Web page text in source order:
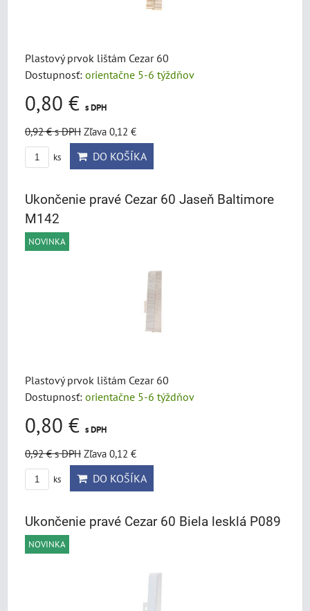
Plastový prvok lištám Cezar 60
Dostupnosť: orientačne 5-6 týždňov
0,80 € s DPH
0,92 €s DPH Zľava 0,12 €
ks DO KOŠÍKA
Ukončenie pravé Cezar 60 Jaseň Baltimore
M142
NOVINKA
Plastový prvok lištám Cezar 60
Dostupnosť: orientačne 5-6 týždňov
0,80 € s DPH
0,92 €s DPH Zľava 0,12 €
ks DO KOŠÍKA
Ukončenie pravé Cezar 60 Biela lesklá P089
NOVINKA